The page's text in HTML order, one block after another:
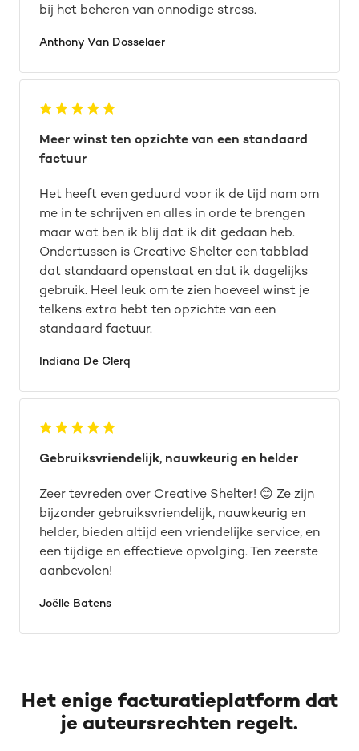
bij het beheren van onnodige stress.
Anthony Van Dosselaer
Meer winst ten opzichte van een standaard
factuur
Het heeft even geduurd voor ik de tijd nam om
me in te schrijven en alles in orde te brengen
maar wat ben ik blij dat ik dit gedaan heb.
Ondertussen is Creative Shelter een tabblad
dat standaard openstaat en dat ik dagelijks
gebruik. Heel leuk om te zien hoeveel winst je
telkens extra hebt ten opzichte van een
standaard factuur.
Indiana De Clerq
Gebruiksvriendelijk, nauwkeurig en helder
Zeer tevreden over Creative Shelter! 😊 Ze zijn
bijzonder gebruiksvriendelijk, nauwkeurig en
helder, bieden altijd een vriendelijke service, en
een tijdige en effectieve opvolging. Ten zeerste
aanbevolen!
Joëlle Batens
Het enige facturatieplatform dat
je auteursrechten regelt.